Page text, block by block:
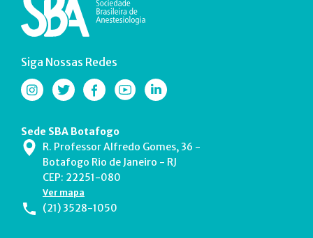
Siga Nossas Redes
Sede SBA Botafogo
R. Professor Alfredo Gomes, 36 -
Botafogo Rio de Janeiro - RJ
CEP: 22251-080
Ver mapa
(21) 3528-1050